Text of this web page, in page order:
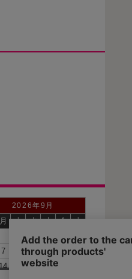
2026年9月
月 火 水 木 金
土
2 3 4
5
7 9 10 11
12
15 16 17